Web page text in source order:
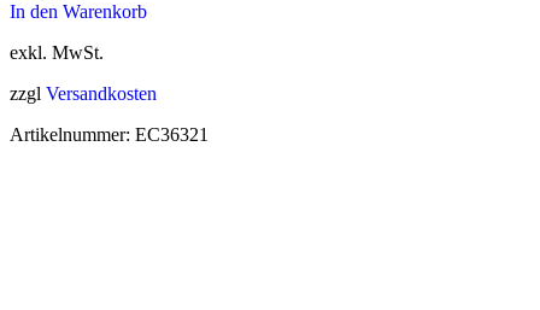
In den Warenkorb
exkl. MwSt.
zzgl Versandkosten
Artikelnummer: EC36321